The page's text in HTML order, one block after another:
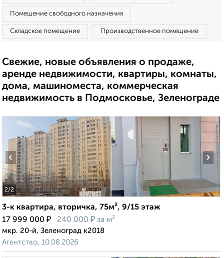
Помещение свободного назначения
Складское помещение Производственное помещение
Свежие, новые объявления о продаже,
аренде недвижимости, квартиры, комнаты,
дома, машиноместа, коммерческая
недвижимость в Подмосковье, Зеленограде
2/2
‹ ›
3-к квартира, вторичка, 75м², 9/15 этаж
17 999 000 ₽ 240 000 ₽ за м²
мкр. 20-й, Зеленоград к2018
Агентство, 10.08.2026